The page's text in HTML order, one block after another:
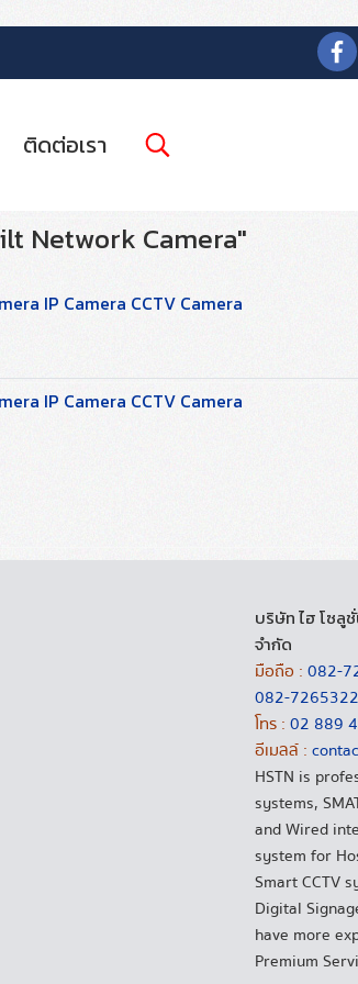
ติดต่อเรา
Network Camera"
IP Camera CCTV Camera
IP Camera CCTV Camera
บริษัท ไฮ โซลู
จำกัด
มือถือ : 082-
082-7265322
โทร : 02 889
อีเมลล์ :
HSTN is
systems,
and Wired
system for
Smart CCTV
Digital
have more
Premium